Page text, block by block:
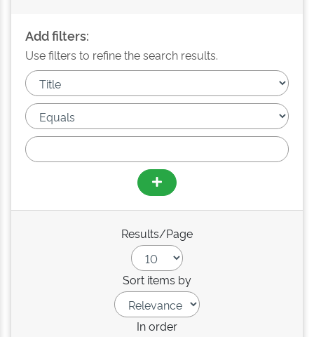
Add filters:
Use filters to refine the search results.
Results/Page
Sort items by
In order